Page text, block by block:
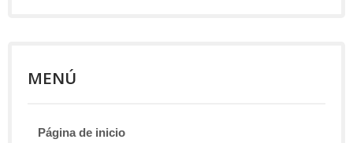
MENÚ
Página de inicio